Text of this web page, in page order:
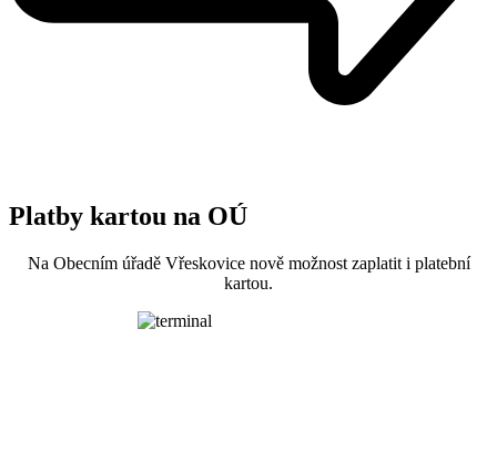
Platby kartou na OÚ
Na Obecním úřadě Vřeskovice nově možnost zaplatit i platební
kartou.